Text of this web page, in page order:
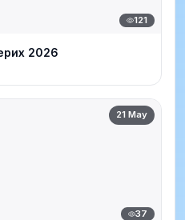
121
2026
21 May
37